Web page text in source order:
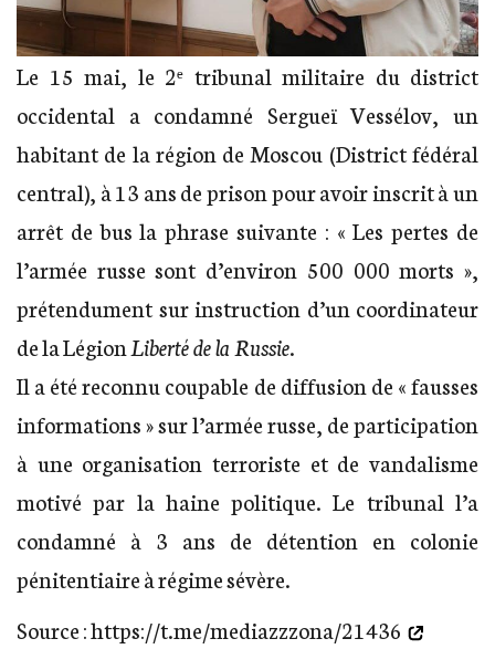
Le 15 mai, le 2ᵉ tribunal militaire du district
occidental a condamné Sergueï Vessélov, un
habitant de la région de Moscou (District fédéral
central), à 13 ans de prison pour avoir inscrit à un
arrêt de bus la phrase suivante : « Les pertes de
l’armée russe sont d’environ 500 000 morts »,
prétendument sur instruction d’un coordinateur
de la Légion Liberté de la Russie.
Il a été reconnu coupable de diffusion de « fausses
informations » sur l’armée russe, de participation
à une organisation terroriste et de vandalisme
motivé par la haine politique. Le tribunal l’a
condamné à 3 ans de détention en colonie
pénitentiaire à régime sévère.
Source :https://t.me/mediazzzona/21436